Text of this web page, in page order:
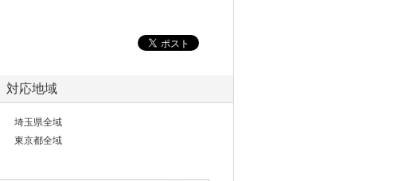
対応地域
埼玉県全域
東京都全域